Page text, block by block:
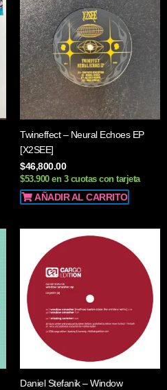
Twineffect – Neural Echoes EP
[X2SEE]
$46,800.00
$53.900 en 3 cuotas con tarjeta
AÑADIR AL CARRITO
Daniel Stefanik – Window